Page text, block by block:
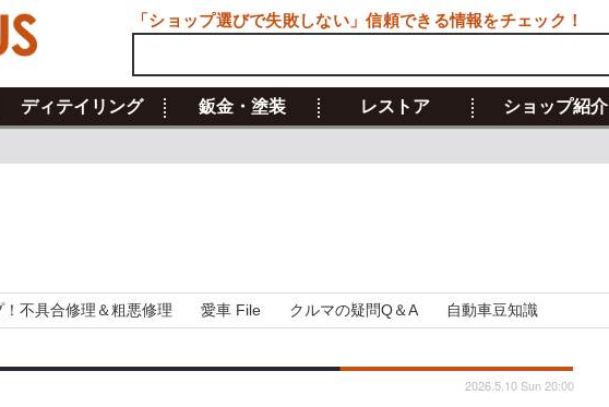
ディテイリング 鈑金・塗装 レストア ショップ紹介
！不具合修理＆粗悪修理 愛車 File クルマの疑問Q＆A 自動車豆知識
2026.5.10 Sun 20:00
「ショップ選びで失敗しない」信頼できる情報をチェック！